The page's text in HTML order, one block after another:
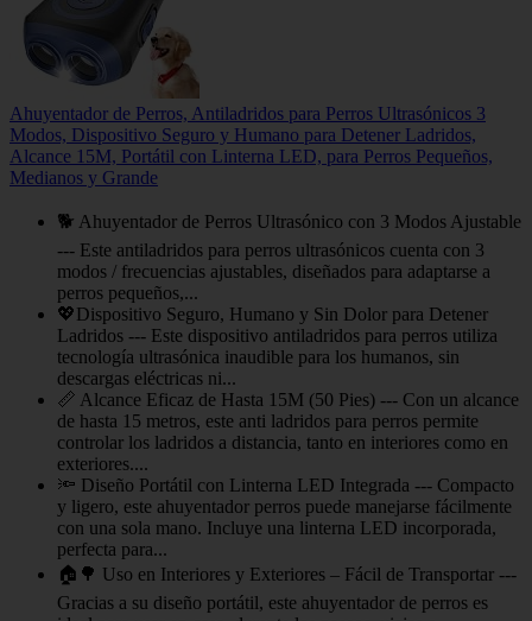
Ahuyentador de Perros, Antiladridos para Perros Ultrasónicos 3
Modos, Dispositivo Seguro y Humano para Detener Ladridos,
Alcance 15M, Portátil con Linterna LED, para Perros Pequeños,
Medianos y Grande
🐕 Ahuyentador de Perros Ultrasónico con 3 Modos Ajustable
--- Este antiladridos para perros ultrasónicos cuenta con 3
modos / frecuencias ajustables, diseñados para adaptarse a
perros pequeños,...
💖Dispositivo Seguro, Humano y Sin Dolor para Detener
Ladridos --- Este dispositivo antiladridos para perros utiliza
tecnología ultrasónica inaudible para los humanos, sin
descargas eléctricas ni...
📏 Alcance Eficaz de Hasta 15M (50 Pies) --- Con un alcance
de hasta 15 metros, este anti ladridos para perros permite
controlar los ladridos a distancia, tanto en interiores como en
exteriores....
🔦 Diseño Portátil con Linterna LED Integrada --- Compacto
y ligero, este ahuyentador perros puede manejarse fácilmente
con una sola mano. Incluye una linterna LED incorporada,
perfecta para...
🏠🌳 Uso en Interiores y Exteriores – Fácil de Transportar ---
Gracias a su diseño portátil, este ahuyentador de perros es